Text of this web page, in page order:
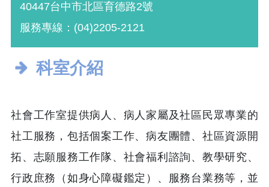
40447台中市北區育德路2號
服務專線：(04)2205-2121
科室介紹
社會工作室提供病人、病人家屬及社區民眾專業的
社工服務，包括個案工作、病友團體、社區資源開
拓、志願服務工作隊、社會福利諮詢、教學研究、
行政庶務（如身心障礙鑑定）、服務台業務等，並